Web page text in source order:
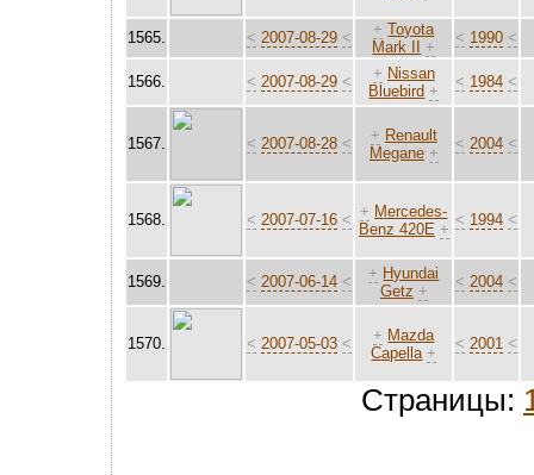
1565. < 2007-08-29 < + Toyota
Mark II
+
< 1990 <
1566. < 2007-08-29 < + Nissan
Bluebird +
< 1984 <
1567. < 2007-08-28 < + Renault
Megane +
< 2004 <
1568. < 2007-07-16 < + Mercedes-
Benz 420E +
< 1994 <
1569. < 2007-06-14 < + Hyundai
Getz +
< 2004 <
1570. < 2007-05-03 < + Mazda
Capella +
< 2001 <
Страницы: